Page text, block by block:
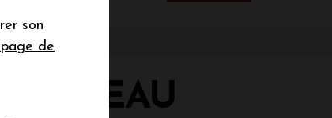
son
de
MOREAU
de la